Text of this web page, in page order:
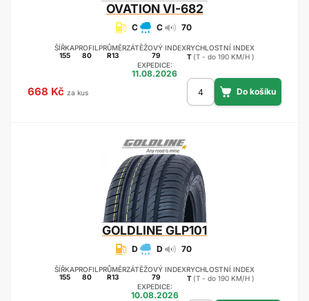
OVATIONVI-682
C C 70
ŠÍŘKA
155
PROFIL
80
PRŮMĚR
R13
ZÁTĚŽOVÝ INDEX
79
RYCHLOSTNÍ INDEX
T (T - do 190 KM/H )
EXPEDICE:
11.08.2026
668 Kč za kus
GOLDLINE GLP101
D D 70
ŠÍŘKA
155
PROFIL
80
PRŮMĚR
R13
ZÁTĚŽOVÝ INDEX
79
RYCHLOSTNÍ INDEX
T (T - do 190 KM/H )
EXPEDICE:
10.08.2026